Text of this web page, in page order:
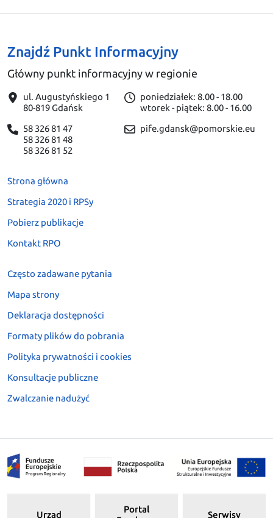
Znajdź Punkt Informacyjny
Główny punkt informacyjny w regionie
ul. Augustyńskiego 1
80-819 Gdańsk
58 326 81 47
58 326 81 48
58 326 81 52
poniedziałek: 8.00 - 18.00
wtorek - piątek: 8.00 - 16.00
pife.gdansk@pomorskie.eu
Strona główna
Strategia 2020 i RPSy
Pobierz publikacje
Kontakt RPO
Często zadawane pytania
Mapa strony
Deklaracja dostępności
Formaty plików do pobrania
Polityka prywatności i cookies
Konsultacje publiczne
Zwalczanie nadużyć
Urząd
Portal
Serwisy